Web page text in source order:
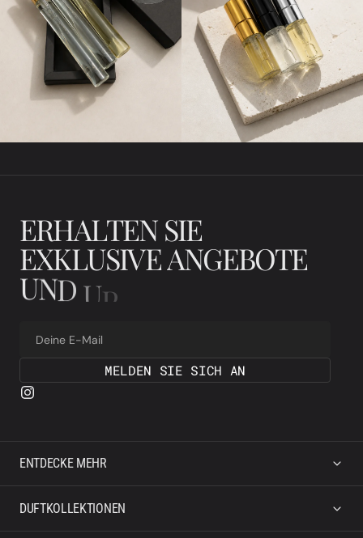
ERHALTENSIE
EXKLUSIVEANGEBOTE
UNDUPD
Deine E-Mail
MELDEN SIE SICH AN
ENTDECKE MEHR
DUFTKOLLEKTIONEN